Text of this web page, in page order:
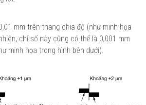
mm trên thang chia độ (như minh họa
chỉ số này cũng có thể là 0,001 mm
minh họa trong hình bên dưới).